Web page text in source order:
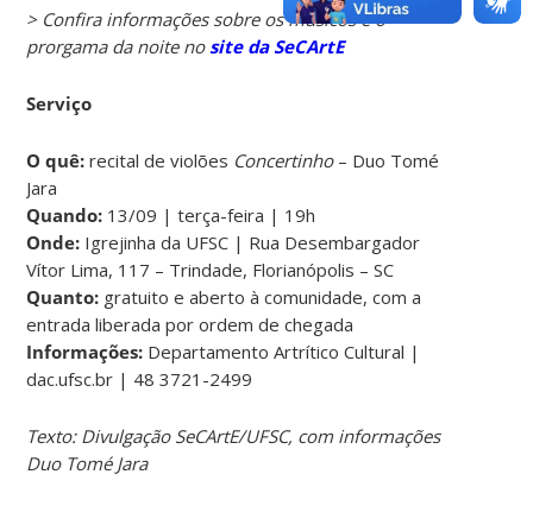
> Confira informações sobre os músicos e o
prorgama da noite no site da SeCArtE
Serviço
O quê: recital de violões Concertinho– Duo Tomé
Jara
Quando: 13/09 | terça-feira | 19h
Onde: Igrejinha da UFSC | Rua Desembargador
Vítor Lima, 117 – Trindade, Florianópolis – SC
Quanto: gratuito e aberto à comunidade, com a
entrada liberada por ordem de chegada
Informações: Departamento Artrítico Cultural |
dac.ufsc.br | 48 3721-2499
Texto: Divulgação SeCArtE/UFSC, com informações
Duo Tomé Jara